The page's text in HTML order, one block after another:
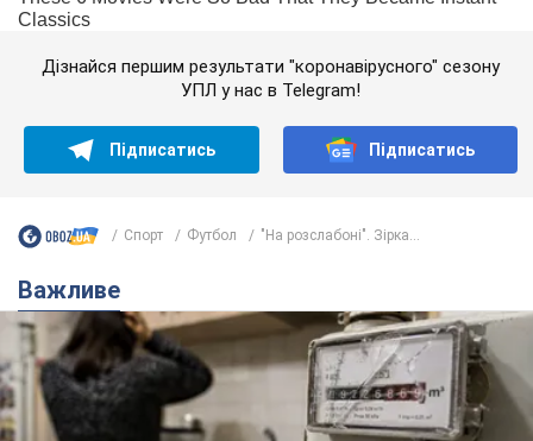
Дізнайся першим результати "коронавірусного" сезону
УПЛ у нас в Telegram!
Підписатись Підписатись
Спорт Футбол "На розслабоні". Зірка...
Важливе